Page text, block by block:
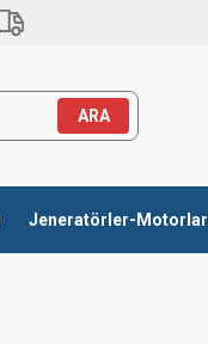
ARA
Jeneratörler-Motorlar